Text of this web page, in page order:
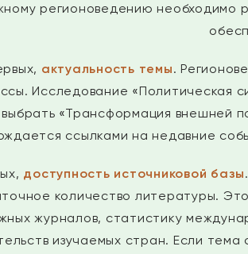
регионоведению необходимо
актуальность темы.
Исследование «Политическая
«Трансформация внешней
ссылками на недавние
доступность источниковой базы
количество литературы.
журналов, статистику
изучаемых стран. Если